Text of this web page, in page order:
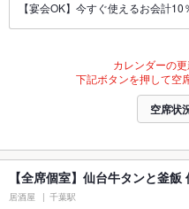
【宴会OK】今すぐ使えるお会計10
カレンダーの更
下記ボタンを押して空
空席状
【全席個室】仙台牛タンと釜
居酒屋 千葉駅